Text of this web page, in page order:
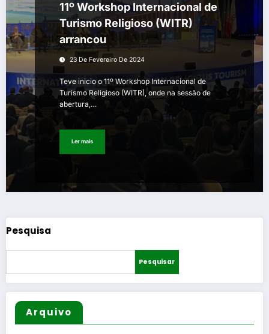
11º Workshop Internacional de
Turismo Religioso (WITR)
arrancou
23 De Fevereiro De 2024
Teve inicio o 11º Workshop Internacional de
Turismo Religioso (WITR), onde na sessão de
abertura,…
Ler mais
Pesquisa
Pesquisar
Arquivo